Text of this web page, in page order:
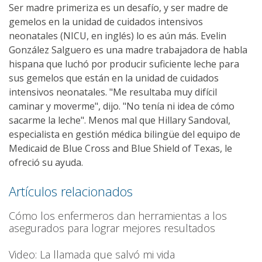
Ser madre primeriza es un desafío, y ser madre de
gemelos en la unidad de cuidados intensivos
neonatales (NICU, en inglés) lo es aún más. Evelin
González Salguero es una madre trabajadora de habla
hispana que luchó por producir suficiente leche para
sus gemelos que están en la unidad de cuidados
intensivos neonatales. "Me resultaba muy difícil
caminar y moverme", dijo. "No tenía ni idea de cómo
sacarme la leche". Menos mal que Hillary Sandoval,
especialista en gestión médica bilingüe del equipo de
Medicaid de Blue Cross and Blue Shield of Texas, le
ofreció su ayuda.
Artículos relacionados
Cómo los enfermeros dan herramientas a los
asegurados para lograr mejores resultados
Video: La llamada que salvó mi vida